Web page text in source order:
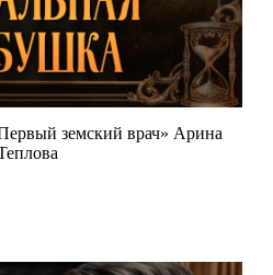
земский врач» Арина